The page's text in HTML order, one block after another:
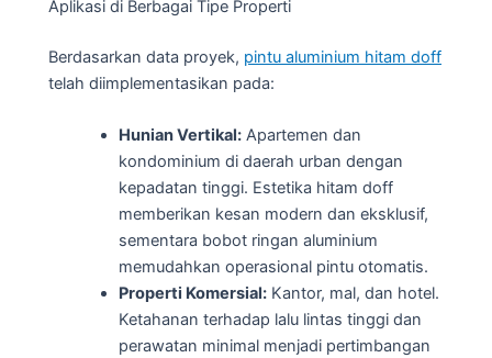
Aplikasi di Berbagai Tipe Properti
Berdasarkan data proyek, pintu aluminium hitam doff
telah diimplementasikan pada:
Hunian Vertikal:Apartemen dan
kondominium di daerah urban dengan
kepadatan tinggi. Estetika hitam doff
memberikan kesan modern dan eksklusif,
sementara bobot ringan aluminium
memudahkan operasional pintu otomatis.
Properti Komersial:Kantor, mal, dan hotel.
Ketahanan terhadap lalu lintas tinggi dan
perawatan minimal menjadi pertimbangan